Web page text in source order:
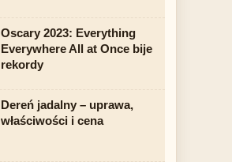
Oscary 2023: Everything
Everywhere All at Once bije
rekordy
Dereń jadalny – uprawa,
właściwości i cena